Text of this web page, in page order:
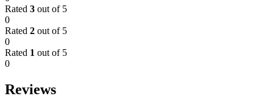
Rated 3 out of 5
0
Rated 2 out of 5
0
Rated 1 out of 5
0
Reviews